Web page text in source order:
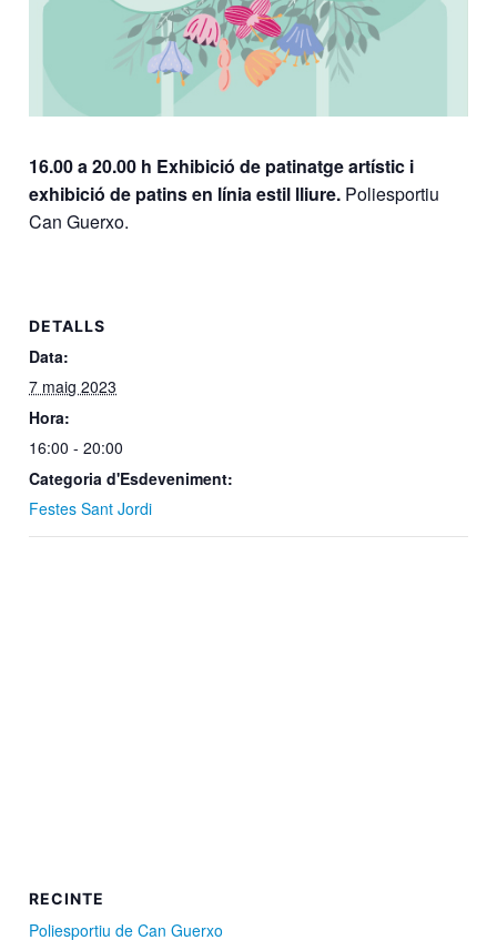
16.00 a 20.00 h Exhibició de patinatge artístic i
exhibició de patins en línia estil lliure. Poliesportiu
Can Guerxo.
DETALLS
Data:
7 maig 2023
Hora:
16:00 - 20:00
Categoria d'Esdeveniment:
Festes Sant Jordi
RECINTE
Poliesportiu de Can Guerxo